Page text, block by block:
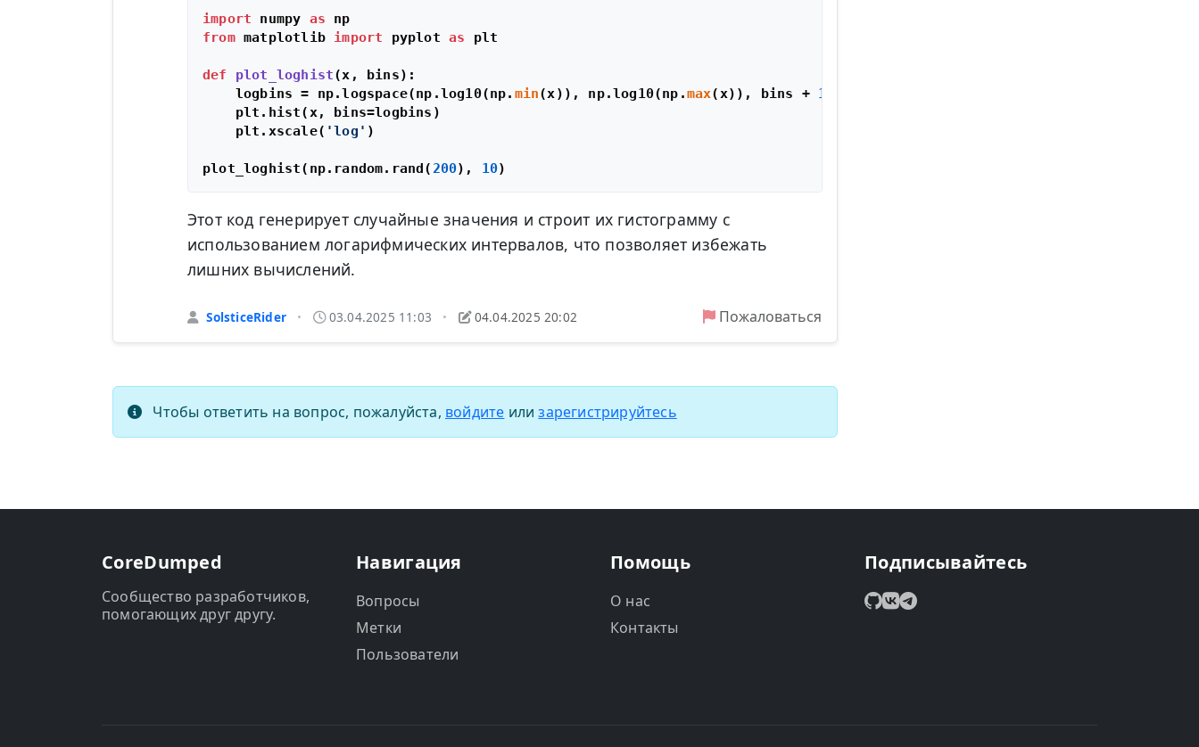
import numpy as
from matplotlib import pyplot as plt
def plot_loghist(x, bins):
    logbins = np.logspace(np.log10(np.
min(x)), np.log10(np.max(x)), bins + 1
    plt.hist(x, bins=logbins)
    plt.xscale(
'log' )
plot_loghist(np.random.rand( 200), 10
Этот код генерирует случайные значения и строит их гистограмму с
использованием логарифмических интервалов, что позволяет избежать
лишних вычислений.
SolsticeRider • 03.04.2025 11:03 • 04.04.2025 20:02 Пожаловаться
Чтобы ответить на вопрос, пожалуйста, войдите илизарегистрируйтесь
CoreDumped
Сообщество разработчиков,
помогающих друг другу.
Навигация
Вопросы
Метки
Пользователи
Помощь
О нас
Контакты
Подписывайтесь